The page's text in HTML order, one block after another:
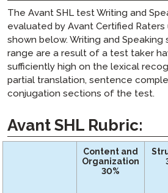
ChromeOS – 虚拟键盘指南
Mac电脑 – 虚拟键盘使用说明
Windows 10 – 虚拟键盘指南
STAMP WS 入门指南
STAMPe 入门指南
SuperLanguage 入门指南
PLACE 入门指南
阿拉伯语熟练度测试（APT）
个人资料指南
STAMP 个人资料指南
STAMPe 个人资料指南
STAMP 用于CEFR个人能力描
SuperLanguage 测试参与者
监考指南
STAMP 监考指南
STAMP WS 监考指南
STAMPe 监考指南
APT 监考指南
SuperLanguage 监考指南
报告指南
STAMP 报告指南
STAMP WS报告指南
PLACE 报告指南
SuperLanguage报告指南
SHL报告指南
阿拉伯语熟练度测试（APT）报
自我评估指南
STAMP WS 自我评估指南
SuperLanguage 自我评估指南
手写写作部分指南
STAMPe 手写写作部分指南
SuperLanguage手写写作部
APT 手写写作部分
STAMP 标准化分数指南
STAMPe 标准化分数指南
STAMP 用于CEFR标度分数指
STAMP WS测试参考指南
STAMPe 考生指南
STAMP 用于CEFR考试参考指
STAMP Pro 考试参考指南
STAMP 用于 ASL 考试参考指
STAMP 为拉丁语考试者指南
PLACE 考生和技术指南
SuperLanguage 考试参考指
STAMP 4S家长指南
STAMP WS家长指南
STAMPe 家长指南
STAMP 为 ASL 父母指南
STAMP 为希伯来语家长指南
STAMP 为CEFR家长指南
SuperLanguage家长指南
基准 & 评分指南
STAMP,
STAMP 适用于 ASL,
和 SuperLanguage
PLACE
SHL
STAMP 适用于CEFR
建议的放置级别
确定位置与PLACE
The Avant SHL test Writing and
evaluated by Avant Certified Raters
shown below. Writing and Speaking
range are a result of a test taker
sufficiently high on the lexical
partial translation, sentence
conjugation sections of the test.
Avant SHL Rubric:
Content and
Organization
30%